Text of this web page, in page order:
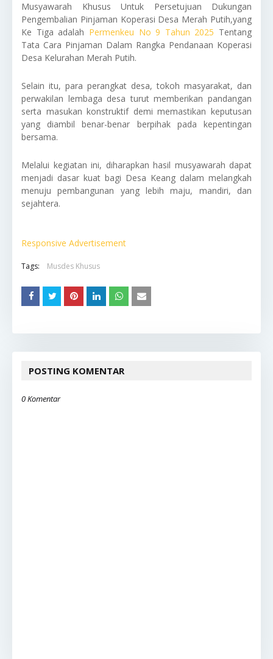
Musyawarah Khusus Untuk Persetujuan Dukungan
Pengembalian Pinjaman Koperasi Desa Merah Putih,yang
Ke Tiga adalah Permenkeu No 9 Tahun 2025 Tentang
Tata Cara Pinjaman Dalam Rangka Pendanaan Koperasi
Desa Kelurahan Merah Putih.
Selain itu, para perangkat desa, tokoh masyarakat, dan
perwakilan lembaga desa turut memberikan pandangan
serta masukan konstruktif demi memastikan keputusan
yang diambil benar-benar berpihak pada kepentingan
bersama.
Melalui kegiatan ini, diharapkan hasil musyawarah dapat
menjadi dasar kuat bagi Desa Keang dalam melangkah
menuju pembangunan yang lebih maju, mandiri, dan
sejahtera.
Responsive Advertisement
Tags: Musdes Khusus
POSTING KOMENTAR
0 Komentar